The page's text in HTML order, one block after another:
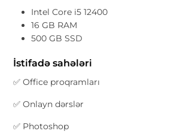
Intel Core i5 12400
16 GB RAM
500 GB SSD
İstifadə sahələri
✅ Office proqramları
✅ Onlayn dərslər
✅ Photoshop